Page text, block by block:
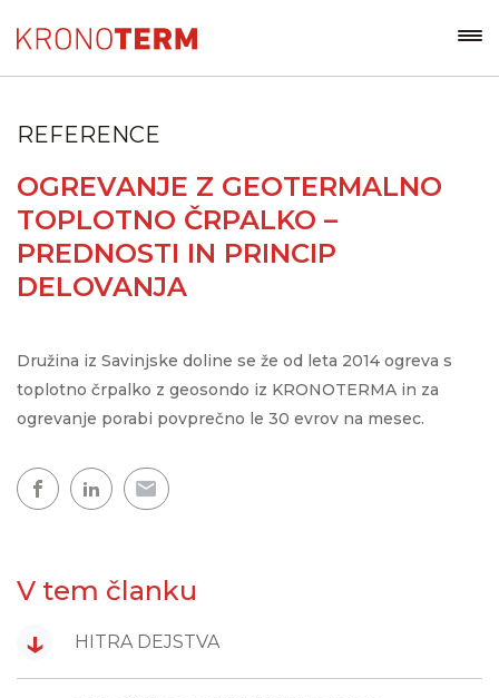
REFERENCE
OGREVANJE Z GEOTERMALNO
TOPLOTNO ČRPALKO –
PREDNOSTI IN PRINCIP
DELOVANJA
Družina iz Savinjske doline se že od leta 2014 ogreva s
toplotno črpalko z geosondo iz KRONOTERMA in za
ogrevanje porabi povprečno le 30 evrov na mesec.
V tem članku
↓ HITRA DEJSTVA